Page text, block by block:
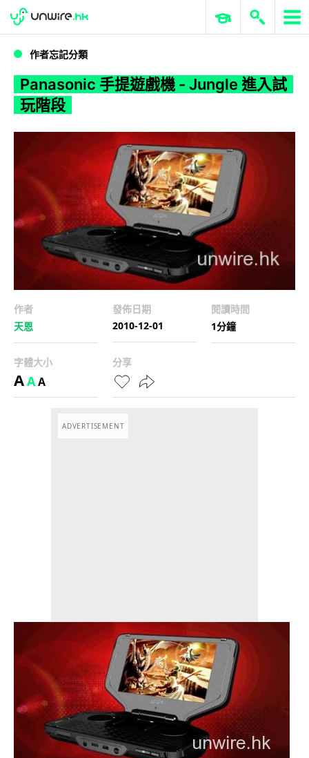
WWDC 2026 ERP 與商業 AI
作者忘記分類
Panasonic 手提遊戲機 - Jungle 進入試
玩階段
作者
天恩
發佈日期
2010-12-01
閱讀時間
1分鐘
字體大小
AAA
分享
ADVERTISEMENT